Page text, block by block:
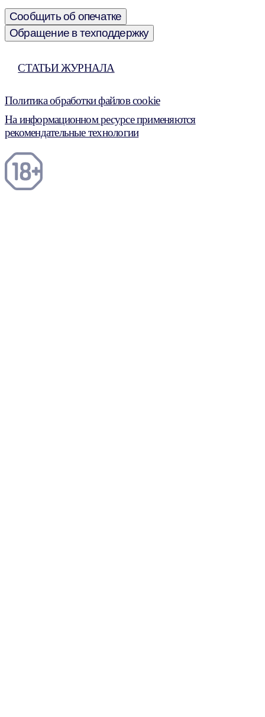
Сообщить об опечатке
Обращение в техподдержку
СТАТЬИ ЖУРНАЛА
Политика обработки файлов cookie
На информационном ресурсе применяются
рекомендательные технологии